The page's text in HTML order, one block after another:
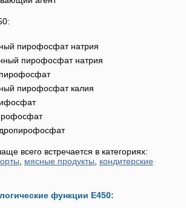
пирофосфат натрия
пирофосфат натрия
пирофосфат калия
всего встречается в категориях:
мясные продукты
кондитерские
функции Е450: